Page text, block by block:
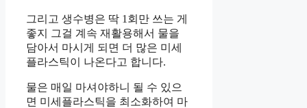
그리고 생수병은 딱 1회만 쓰는 게
좋지 그걸 계속 재활용해서 물을
담아서 마시게 되면 더 많은 미세
플라스틱이 나온다고 합니다.
물은 매일 마셔야하니 될 수 있으
면 미세플라스틱을 최소화하여 마